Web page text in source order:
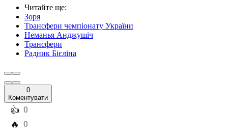
Читайте ще:
Зоря
Трансфери чемпіонату України
Неманья Анджушіч
Трансфери
Радник Бієліна
0
Коментувати
️👍 0
️🔥 0